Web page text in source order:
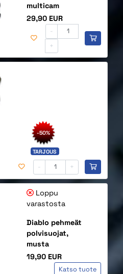
multicam
Hinta
29,90 EUR
-
+
-50%
TARJOUS
- +
Loppu
varastosta
Diablo pehmeät
polvisuojat,
musta
Hinta
19,90 EUR
Katso tuote